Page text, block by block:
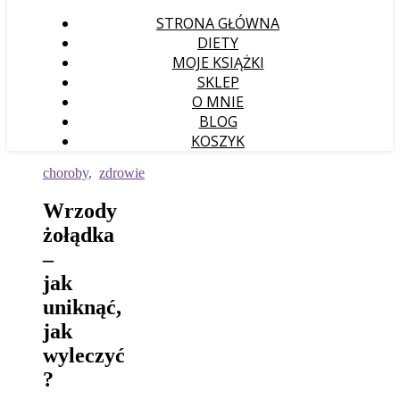
STRONA GŁÓWNA
DIETY
MOJE KSIĄŻKI
SKLEP
O MNIE
BLOG
KOSZYK
choroby, zdrowie
Wrzody
żołądka
–
jak
uniknąć,
jak
wyleczyć
?